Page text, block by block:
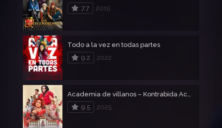
7.7
2015
Todo a la vez en todas partes
9.2
2022
Academia de villanos – Kontrabida Academy
9.5
2025